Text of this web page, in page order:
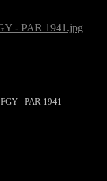
FGY - PAR 1941